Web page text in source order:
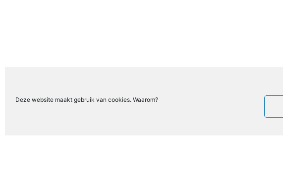
Deze website maakt gebruik van cookies. Waarom?